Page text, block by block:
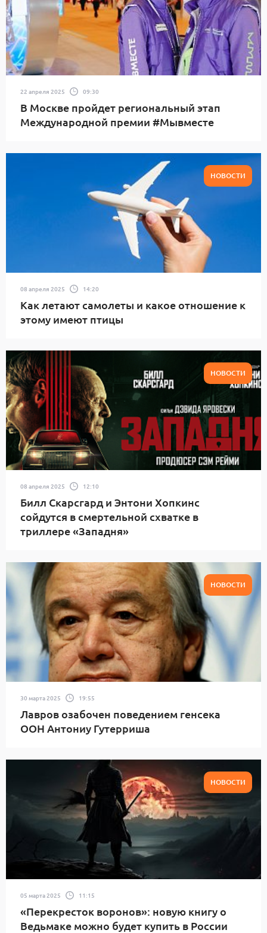
22 апреля 2025 09:30
В Москве пройдет региональный этап
Международной премии #Мывместе
НОВОСТИ
08 апреля 2025 14:20
Как летают самолеты и какое отношение к
этому имеют птицы
НОВОСТИ
08 апреля 2025 12:10
Билл Скарсгард и Энтони Хопкинс
сойдутся в смертельной схватке в
триллере «Западня»
НОВОСТИ
30 марта 2025 19:55
Лавров озабочен поведением генсека
ООН Антониу Гутерриша
НОВОСТИ
05 марта 2025 11:15
«Перекресток воронов»: новую книгу о
Ведьмаке можно будет купить в России